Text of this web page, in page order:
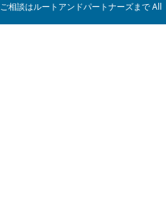
相談はルートアンドパートナーズまで All